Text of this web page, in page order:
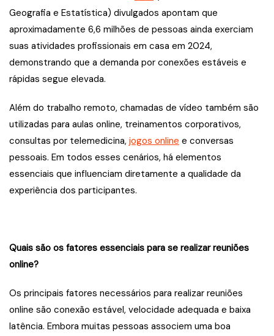
Geografia e Estatística) divulgados apontam que
aproximadamente 6,6 milhões de pessoas ainda exerciam
suas atividades profissionais em casa em 2024,
demonstrando que a demanda por conexões estáveis e
rápidas segue elevada.
Além do trabalho remoto, chamadas de vídeo também são
utilizadas para aulas online, treinamentos corporativos,
consultas por telemedicina, jogos online e conversas
pessoais. Em todos esses cenários, há elementos
essenciais que influenciam diretamente a qualidade da
experiência dos participantes.
Quais são os fatores essenciais para se realizar reuniões
online?
Os principais fatores necessários para realizar reuniões
online são conexão estável, velocidade adequada e baixa
latência. Embora muitas pessoas associem uma boa